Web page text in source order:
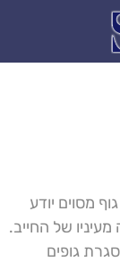
מסוים יודע
של החייב.
גופים